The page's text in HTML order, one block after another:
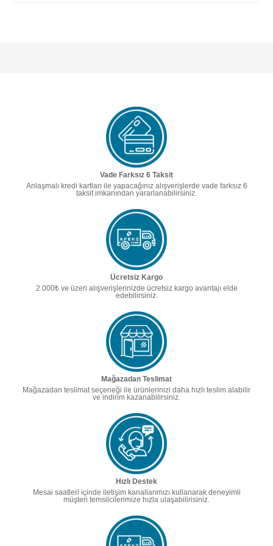
Vade Farksız 6 Taksit
Anlaşmalı kredi kartları ile yapacağınız alışverişlerde vade farksız 6
taksit imkanından yararlanabilirsiniz.
Ücretsiz Kargo
2.000₺ ve üzeri alışverişlerinizde ücretsiz kargo avantajı elde
edebilirsiniz.
Mağazadan Teslimat
Mağazadan teslimat seçeneği ile ürünlerinizi daha hızlı teslim alabilir
ve indirim kazanabilirsiniz.
Hızlı Destek
Mesai saatleri içinde iletişim kanallarımızı kullanarak deneyimli
müşteri temsilcilerimize hızla ulaşabilirisiniz.